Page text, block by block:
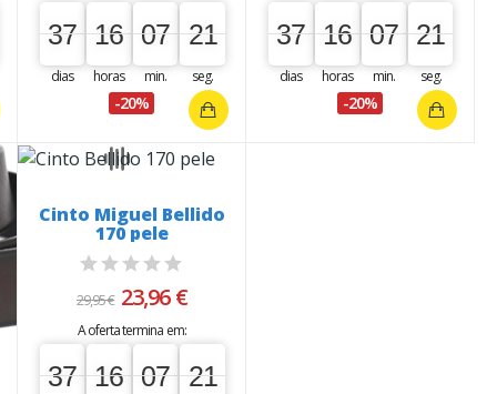
37
37
00
dias
16
16
00
horas
07
07
00
min.
20
20
21
seg.
-20%
37
37
00
dias
16
16
00
horas
07
07
00
min.
20
20
21
seg.
-20%
Cinto Miguel Bellido
170 pele
29,95 € 23,96 €
A oferta termina em:
37
37
00 16
16
00 07
07
00 20
20
21